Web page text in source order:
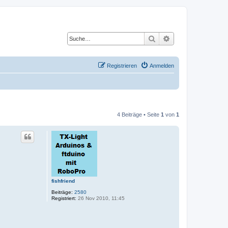
Suche
Anmelden
Registrieren
4 Beiträge • Seite 1 von 1
fishfriend
Beiträge: 2580
Registriert: 26 Nov 2010, 11:45